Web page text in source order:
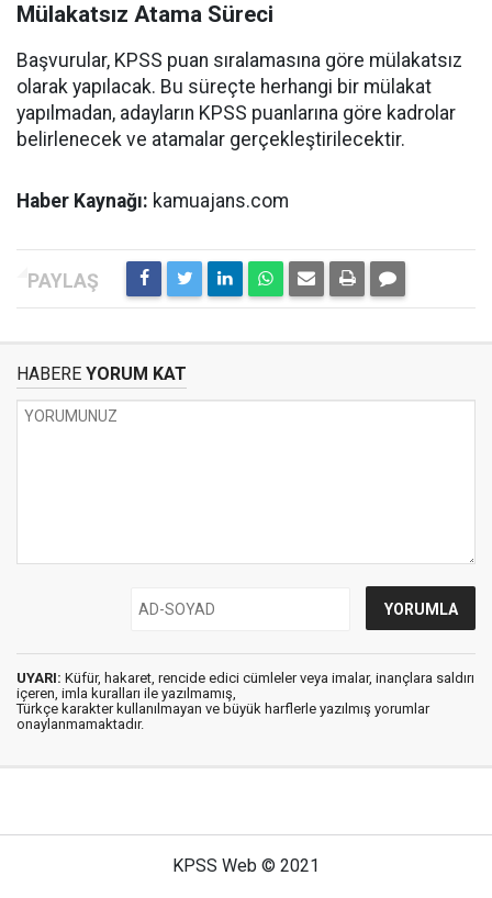
Mülakatsız Atama Süreci
Başvurular, KPSS puan sıralamasına göre mülakatsız
olarak yapılacak. Bu süreçte herhangi bir mülakat
yapılmadan, adayların KPSS puanlarına göre kadrolar
belirlenecek ve atamalar gerçekleştirilecektir.
Haber Kaynağı: kamuajans.com
HABERE YORUM KAT
UYARI: Küfür, hakaret, rencide edici cümleler veya imalar, inançlara saldırı
içeren, imla kuralları ile yazılmamış,
Türkçe karakter kullanılmayan ve büyük harflerle yazılmış yorumlar
onaylanmamaktadır.
KPSS Web © 2021